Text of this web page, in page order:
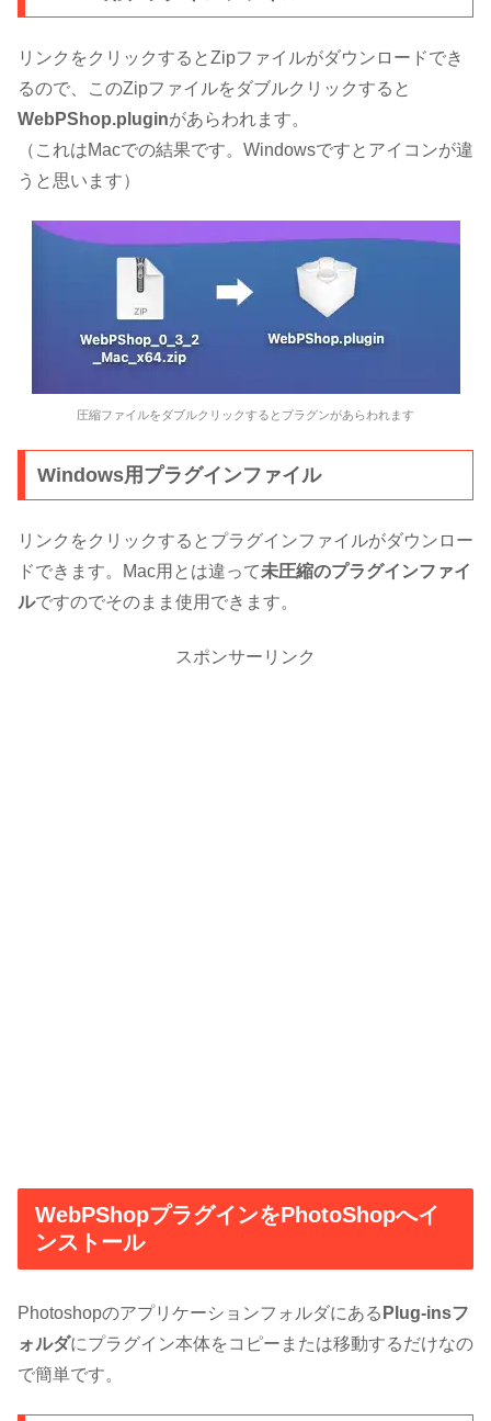
リンクをクリックするとZipファイルがダウンロードでき
るので、このZipファイルをダブルクリックすると
WebPShop.pluginがあらわれます。
（これはMacでの結果です。Windowsですとアイコンが違
うと思います）
圧縮ファイルをダブルクリックするとプラグンがあらわれます
Windows用プラグインファイル
リンクをクリックするとプラグインファイルがダウンロー
ドできます。Mac用とは違って未圧縮のプラグインファイ
ルですのでそのまま使用できます。
スポンサーリンク
WebPShopプラグインをPhotoShopへイ
ンストール
Photoshopのアプリケーションフォルダにある Plug-insフ
ォルダにプラグイン本体をコピーまたは移動するだけなの
で簡単です。